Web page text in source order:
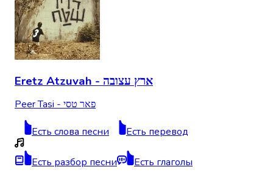
Eretz Atzuvah - ארץ עצובה
Peer Tasi - פאר טסי
Есть слова песни Есть перевод
Есть разбор песни Есть глаголы